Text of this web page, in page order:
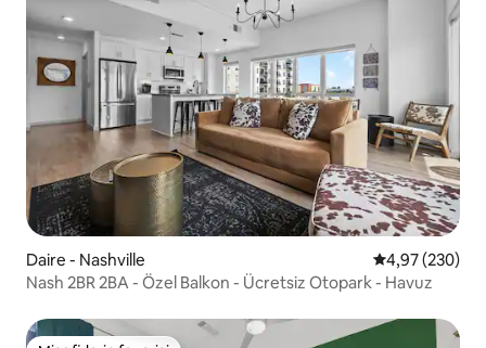
Daire - Nashville 5 üzerinden
4,97 (230)
Nash 2BR 2BA - Özel Balkon - Ücretsiz Otopark - Havuz